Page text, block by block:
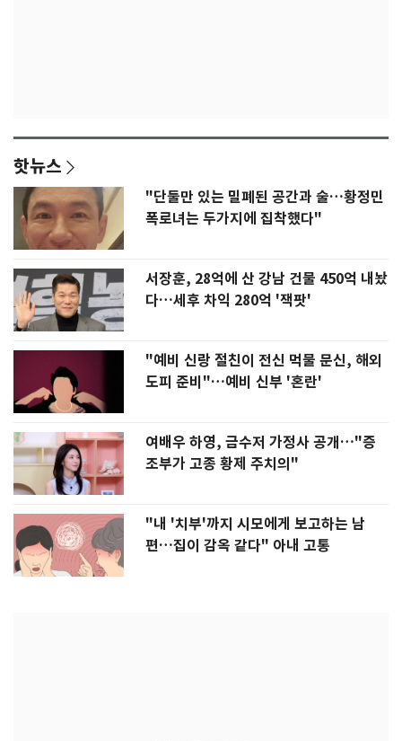
핫뉴스
"단둘만 있는 밀폐된 공간과 술…황정민
폭로녀는 두가지에 집착했다"
서장훈, 28억에 산 강남 건물 450억 내놨
다…세후 차익 280억 '잭팟'
"예비 신랑 절친이 전신 먹물 문신, 해외
도피 준비"…예비 신부 '혼란'
여배우 하영, 금수저 가정사 공개…"증
조부가 고종 황제 주치의"
"내 '치부'까지 시모에게 보고하는 남
편…집이 감옥 같다" 아내 고통